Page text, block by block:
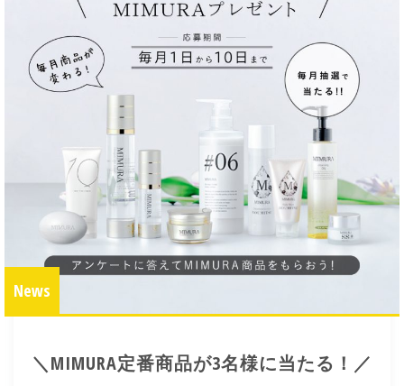
News
＼MIMURA定番商品が3名様に当たる！／